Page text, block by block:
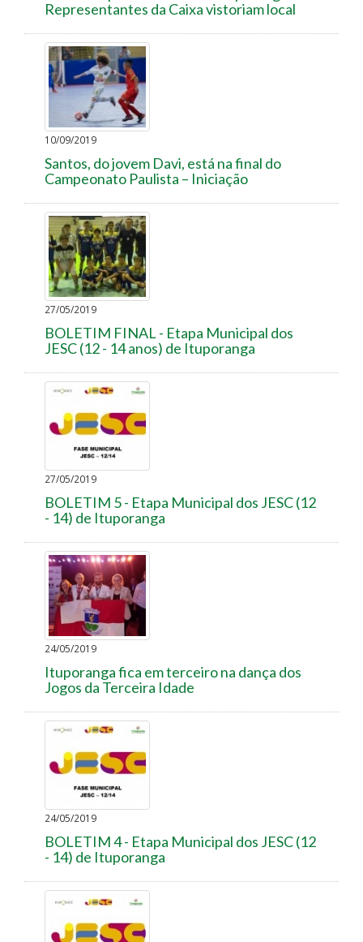
Representantes da Caixa vistoriam local
10/09/2019
Santos, do jovem Davi, está na final do
Campeonato Paulista – Iniciação
27/05/2019
BOLETIM FINAL - Etapa Municipal dos
JESC (12 - 14 anos) de Ituporanga
27/05/2019
BOLETIM 5 - Etapa Municipal dos JESC (12
- 14) de Ituporanga
24/05/2019
Ituporanga fica em terceiro na dança dos
Jogos da Terceira Idade
24/05/2019
BOLETIM 4 - Etapa Municipal dos JESC (12
- 14) de Ituporanga